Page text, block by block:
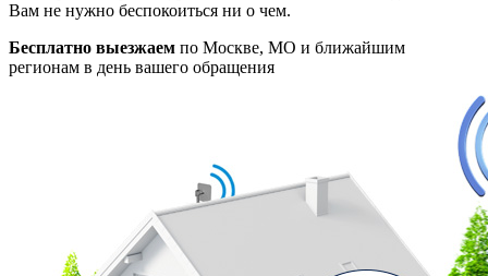
Вам не нужно беспокоиться ни о чем.
Бесплатно выезжаем по Москве, МО и ближайшим
регионам в день вашего обращения